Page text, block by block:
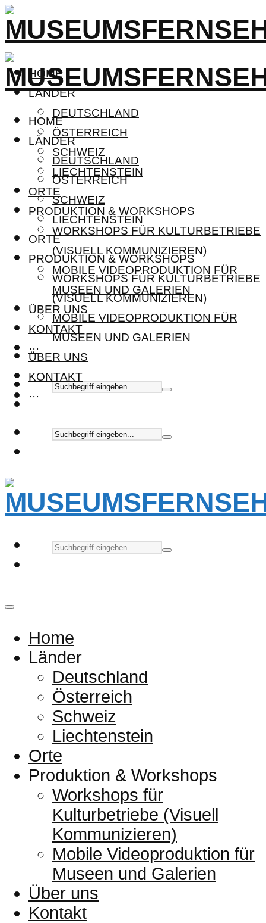
HOME
LÄNDER
DEUTSCHLAND
ÖSTERREICH
SCHWEIZ
LIECHTENSTEIN
ORTE
PRODUKTION & WORKSHOPS
WORKSHOPS FÜR KULTURBETRIEBE
(VISUELL KOMMUNIZIEREN)
MOBILE VIDEOPRODUKTION FÜR
MUSEEN UND GALERIEN
ÜBER UNS
KONTAKT
···
HOME
LÄNDER
DEUTSCHLAND
ÖSTERREICH
SCHWEIZ
LIECHTENSTEIN
ORTE
PRODUKTION & WORKSHOPS
WORKSHOPS FÜR KULTURBETRIEBE
(VISUELL KOMMUNIZIEREN)
MOBILE VIDEOPRODUKTION FÜR
MUSEEN UND GALERIEN
ÜBER UNS
KONTAKT
···
Home
Länder
Deutschland
Österreich
Schweiz
Liechtenstein
Orte
Produktion & Workshops
Workshops für
Kulturbetriebe (Visuell
Kommunizieren)
Mobile Videoproduktion für
Museen und Galerien
Über uns
Kontakt